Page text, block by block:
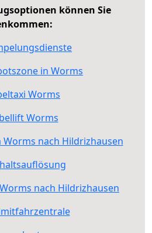
können Sie
in Worms
Worms
Worms
nach Hildrizhausen
nach Hildrizhausen